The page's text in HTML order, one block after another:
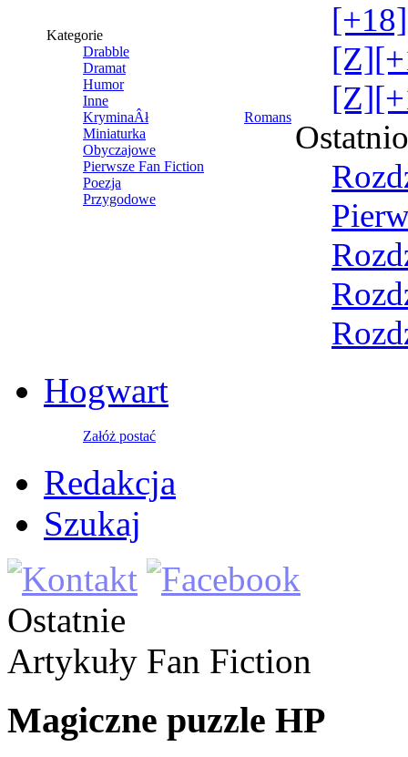
Kategorie
Drabble
Dramat
Humor
Inne
KryminaÂł
Miniaturka
Obyczajowe
Pierwsze Fan Fiction
Poezja
Przygodowe
Romans
Hogwart
Załóż postać
Redakcja
Szukaj
Ostatnie
Artykuły Fan Fiction
Magiczne puzzle HP